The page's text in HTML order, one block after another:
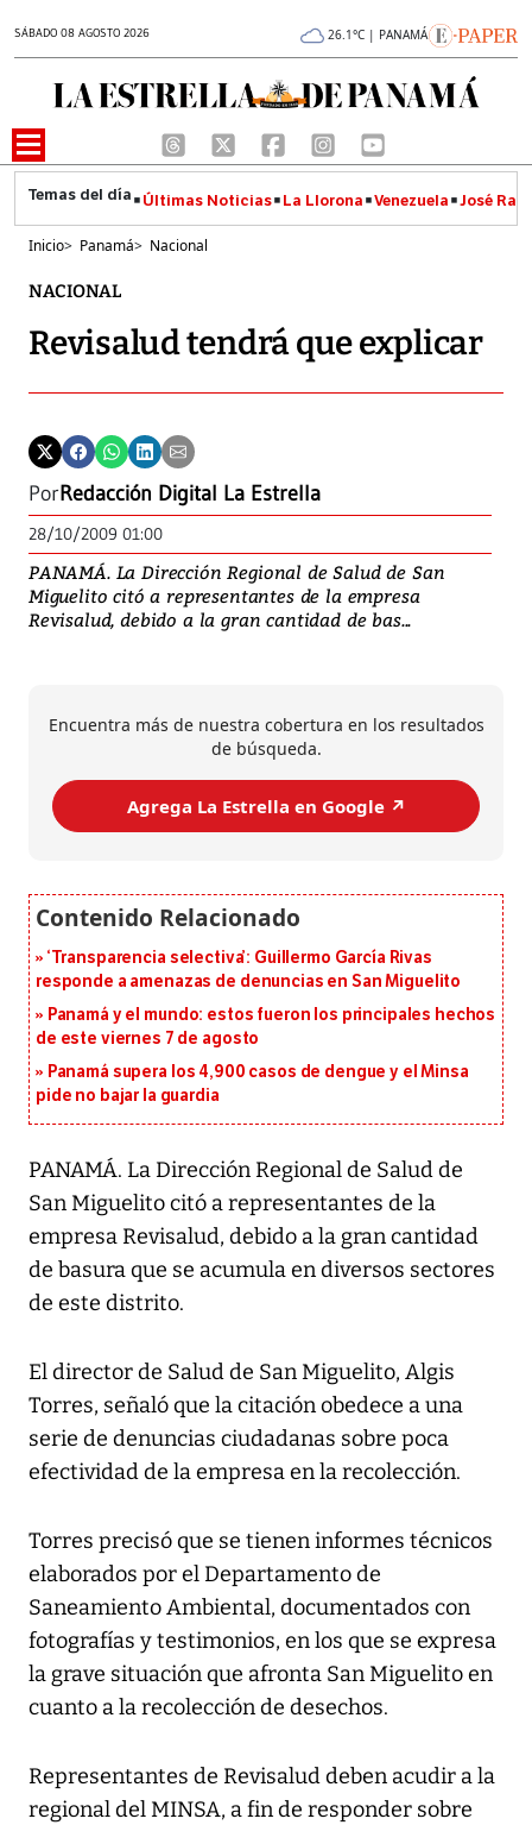
SÁBADO 08 AGOSTO 2026 26.1°C | PANAMÁ
Últimas Noticias La Llorona Venezuela José
Inicio> Panamá> Nacional
NACIONAL
Revisalud tendrá que explicar
PorRedacción Digital La Estrella
28/10/2009 01:00
PANAMÁ. La Dirección Regional de Salud de San
Miguelito citó a representantes de la empresa
Revisalud, debido a la gran cantidad de bas...
Encuentra más de nuestra cobertura en los resultados
de búsqueda.
Agrega La Estrella en Google ↗️
‘Transparencia selectiva’: Guillermo García Rivas
responde a amenazas de denuncias en San Miguelito
Panamá y el mundo: estos fueron los principales hechos
de este viernes 7 de agosto
Panamá supera los 4,900 casos de dengue y el Minsa
pide no bajar la guardia
PANAMÁ. La Dirección Regional de Salud de
San Miguelito citó a representantes de la
empresa Revisalud, debido a la gran cantidad
de basura que se acumula en diversos sectores
de este distrito.
El director de Salud de San Miguelito, Algis
Torres, señaló que la citación obedece a una
serie de denuncias ciudadanas sobre poca
efectividad de la empresa en la recolección.
Torres precisó que se tienen informes técnicos
elaborados por el Departamento de
Saneamiento Ambiental, documentados con
fotografías y testimonios, en los que se expresa
la grave situación que afronta San Miguelito en
cuanto a la recolección de desechos.
Representantes de Revisalud deben acudir a la
regional del MINSA, a fin de responder sobre